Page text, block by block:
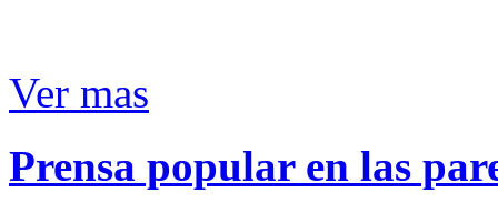
Ver mas
Prensa popular en las